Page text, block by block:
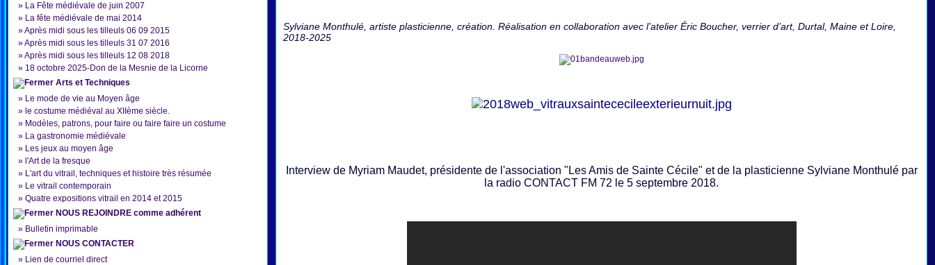
» La Fête médiévale de juin 2007
» La fête médiévale de mai 2014
»Après midi sous les tilleuls 06 09 2015
»Après midi sous les tilleuls 31 07 2016
»Après midi sous les tilleuls 12 08 2018
» 18 octobre 2025-Don de la Mesnie de la Licorne
Arts et Techniques
» Le mode de vie au Moyen âge
» le costume médiéval au XIIème siècle.
» Modèles, patrons, pour faire ou faire faire un costume
» La gastronomie médiévale
» Les jeux au moyen âge
» l'Art de la fresque
» L'art du vitrail, techniques et histoire très résumée
» Le vitrail contemporain
» Quatre expositions vitrail en 2014 et 2015
NOUS REJOINDRE comme adhérent
» Bulletin imprimable
NOUS CONTACTER
» Lien de courriel direct
Sylviane Monthulé, artiste plasticienne, création. Réalisation en collaboration avec l’atelier Éric Boucher, verrier d’art, Durtal, Maine et Loire,
2018-2025
Interview de Myriam Maudet, présidente de l'association "Les Amis de Sainte Cécile" et de la plasticienne Sylviane Monthulé par
la radio CONTACT FM 72 le 5 septembre 2018.